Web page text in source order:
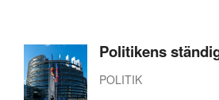
Politikens
POLITIK